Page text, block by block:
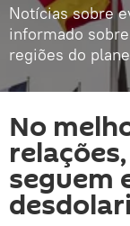
Notícias sobre
informado
regiões do
No
seguem